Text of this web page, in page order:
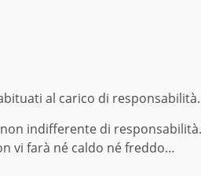
al carico di responsabilità.
indifferente di responsabilità.
vi farà né caldo né freddo…